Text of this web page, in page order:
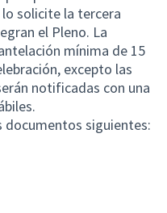
solicite la tercera
el Pleno. La
mínima de 15
excepto las
notificadas con una
documentos siguientes: